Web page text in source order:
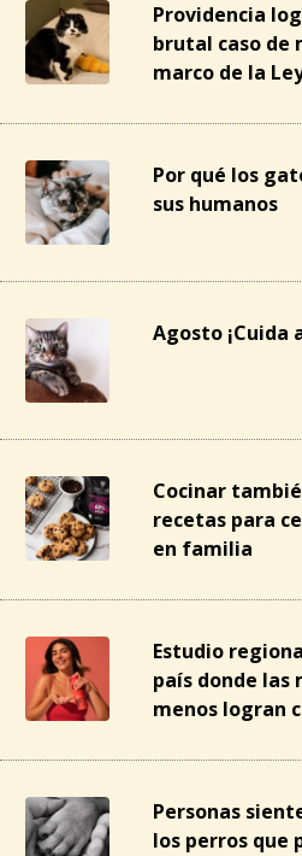
Providencia
brutal caso de
marco de la
Por qué los
sus humanos
Agosto ¡Cuida
Cocinar
recetas para
en familia
Estudio
país donde las
menos logran
Personas
los perros que